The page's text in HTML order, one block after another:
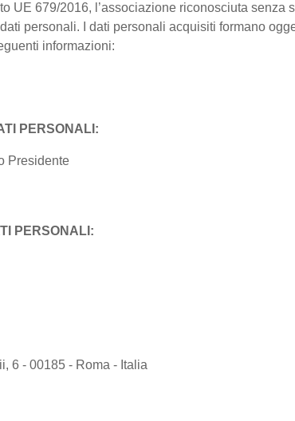
UE 679/2016, l’associazione riconosciuta
personali. I dati personali acquisiti formano
informazioni:
PERSONALI:
Presidente
PERSONALI:
6 - 00185 - Roma - Italia